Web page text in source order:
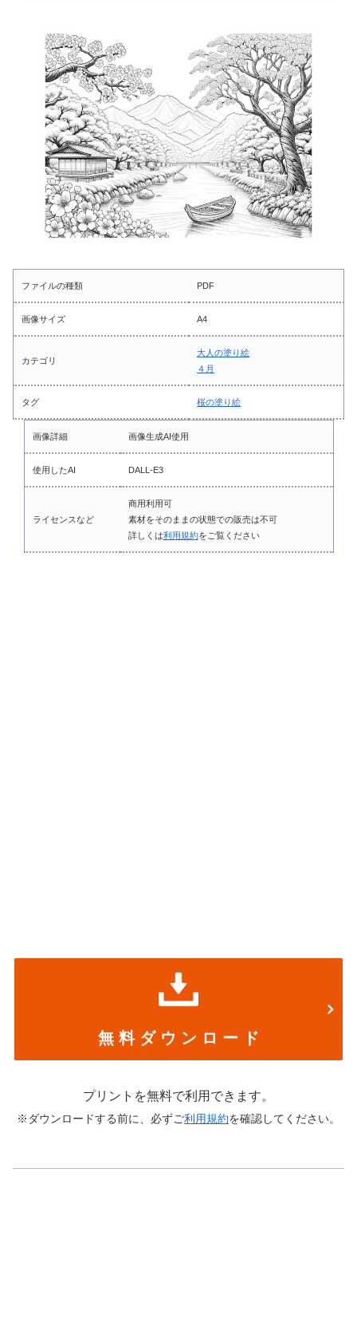
ファイルの種類 PDF
画像サイズ A4
カテゴリ
大人の塗り絵
４月
タグ 桜の塗り絵
画像詳細 画像生成AI使用
使用したAI DALL-E3
ライセンスなど
商用利用可
素材をそのままの状態での販売は不可
詳しくは利用規約をご覧ください
無 料 ダ ウ ン ロ ー ド
プリントを無料で利用できます。
※ダウンロードする前に、必ずご利用規約を確認してください。